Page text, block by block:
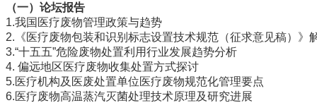
（一）论坛报告
1.我国医疗废物管理政策与趋势
2.《医疗废物包装和识别标志设置技术规范（征求意见稿）》
3.“十五五”危险废物处置利用行业发展趋势分析
4. 偏远地区医疗废物收集处置方式探讨
5.医疗机构及医废处置单位医疗废物规范化管理要点
6.医疗废物高温蒸汽灭菌处理技术原理及研究进展